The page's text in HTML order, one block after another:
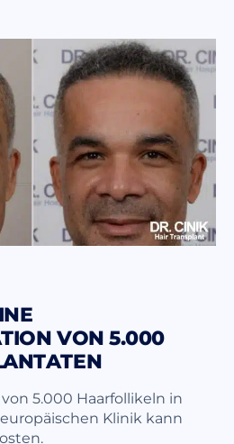
VON 5.000
5.000 Haarfollikeln in
Klinik kann